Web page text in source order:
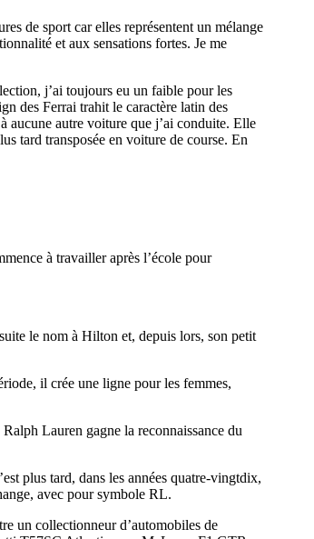
de sport car elles représentent un mélange
et aux sensations fortes. Je me
j’ai toujours eu un faible pour les
des Ferrai trahit le caractère latin des
aucune autre voiture que j’ai conduite. Elle
tard transposée en voiture de course. En
à travailler après l’école pour
le nom à Hilton et, depuis lors, son petit
il crée une ligne pour les femmes,
Lauren gagne la reconnaissance du
plus tard, dans les années quatre-vingtdix,
avec pour symbole RL.
un collectionneur d’automobiles de